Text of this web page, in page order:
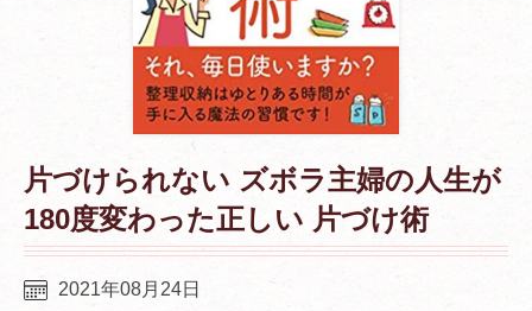
片づけられない ズボラ主婦の人生が
180度変わった正しい 片づけ術
2021年08月24日